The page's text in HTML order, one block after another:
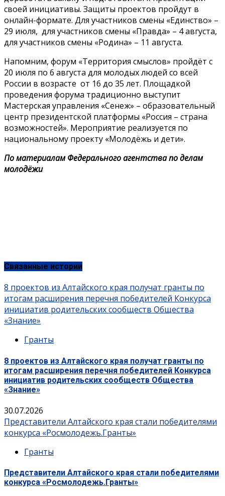
своей инициативы. Защиты проектов пройдут в
онлайн-формате. Для участников смены «Единство» –
29 июля, для участников смены «Правда» – 4 августа,
для участников смены «Родина» – 11 августа.
Напомним, форум «Территория смыслов» пройдёт с
20 июля по 6 августа для молодых людей со всей
России в возрасте от 16 до 35 лет. Площадкой
проведения форума традиционно выступит
Мастерская управления «Сенеж» – образовательный
центр президентской платформы «Россия – страна
возможностей». Мероприятие реализуется по
национальному проекту «Молодёжь и дети».
По материалам Федерального агентства по делам
молодёжи
Связанные истории
8 проектов из Алтайского края получат гранты по
итогам расширения перечня победителей Конкурса
инициатив родительских сообществ Общества
«Знание»
Гранты
8 проектов из Алтайского края получат гранты по
итогам расширения перечня победителей Конкурса
инициатив родительских сообществ Общества
«Знание»
30.07.2026
Представители Алтайского края стали победителями
конкурса «Росмолодежь.Гранты»
Гранты
Представители Алтайского края стали победителями
конкурса «Росмолодежь.Гранты»